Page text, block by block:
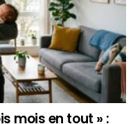
mois en tout » :